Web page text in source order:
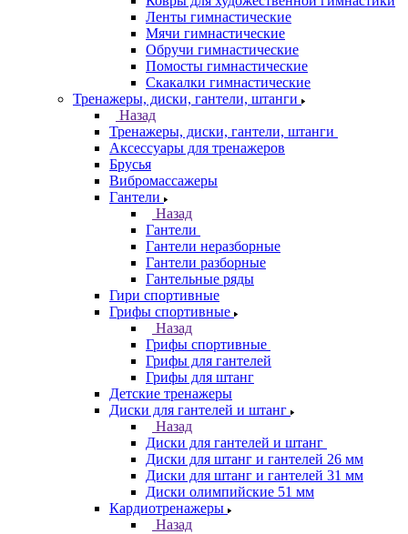
Ленты гимнастические
Мячи гимнастические
Обручи гимнастические
Помосты гимнастические
Скакалки гимнастические
Тренажеры, диски, гантели, штанги
Назад
Тренажеры, диски, гантели, штанги
Аксессуары для тренажеров
Брусья
Вибромассажеры
Гантели
Назад
Гантели
Гантели неразборные
Гантели разборные
Гантельные ряды
Гири спортивные
Грифы спортивные
Назад
Грифы спортивные
Грифы для гантелей
Грифы для штанг
Детские тренажеры
Диски для гантелей и штанг
Назад
Диски для гантелей и штанг
Диски для штанг и гантелей 26 мм
Диски для штанг и гантелей 31 мм
Диски олимпийские 51 мм
Кардиотренажеры
Назад